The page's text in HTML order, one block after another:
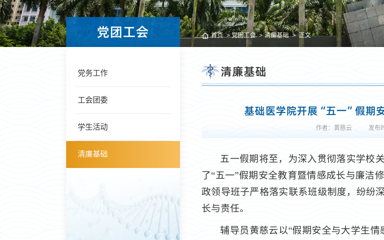
党团工会
党务工作
工会团委
学生活动
清廉基础
首页 党团工会 清廉基础 正文
清廉基础
基础医学院开展“五一”假期
作者：黄慈云 发布
五一假期将至，为深入贯彻落实学校
了“五一”假期安全教育暨情感成长与廉洁
政领导班子严格落实联系班级制度，纷纷
长与责任。
辅导员黄慈云以“假期安全与大学生情